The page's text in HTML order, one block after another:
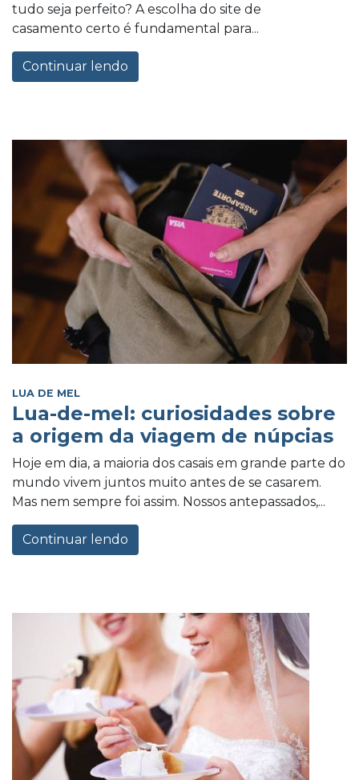
tudo seja perfeito? A escolha do site de
casamento certo é fundamental para...
Continuar lendo
LUA DE MEL
Lua-de-mel: curiosidades sobre
a origem da viagem de núpcias
Hoje em dia, a maioria dos casais em grande parte do
mundo vivem juntos muito antes de se casarem.
Mas nem sempre foi assim. Nossos antepassados,...
Continuar lendo